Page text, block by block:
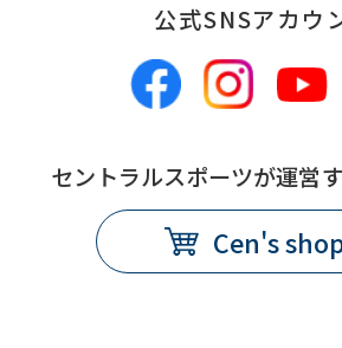
公式SNSアカウ
セントラルスポーツが運営
Cen's